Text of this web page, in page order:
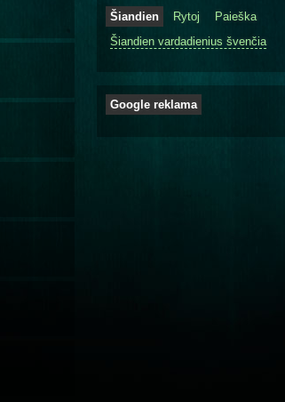
Šiandien Rytoj
Paieška
Šiandien vardadienius švenčia
Google reklama